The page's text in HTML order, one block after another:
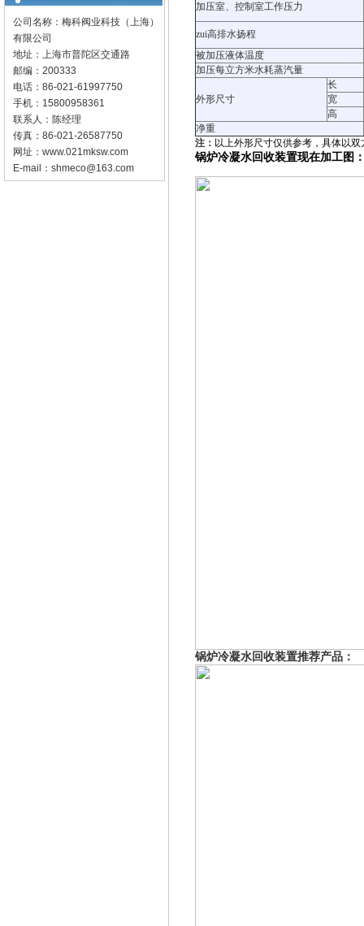
公司名称：梅科阀业科技（上海）
有限公司
地址：上海市普陀区交通路
邮编：200333
电话：86-021-61997750
手机：15800958361
联系人：陈经理
传真：86-021-26587750
网址： www.021mksw.com
E-mail： shmeco@163.com
加压室、控制室工作压力
zui高排水扬程
被加压液体温度
加压每立方米水耗蒸汽量
外形尺寸
长
宽
高
净重
注： 以上外形尺寸仅供参考，具体以
锅炉冷凝水回收装置现在加工图
锅炉冷凝水回收装置推荐产品：